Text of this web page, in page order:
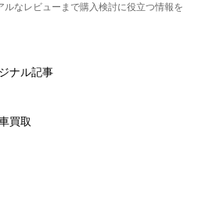
なレビューまで購入検討に役立つ情報を
ナル記事
買取